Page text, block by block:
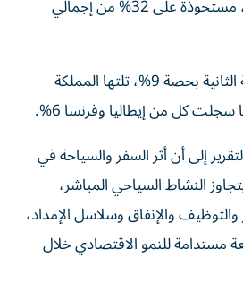
للمسافرين من الإمارات، مستحوذة على 32% من إجمالي
وجاءت عُمان في المرتبة الثانية بحصة 9%، تلتها المملكة
إلى أن أثر السفر والسياحة في
النشاط السياحي المباشر،
والإنفاق وسلاسل الإمداد،
مستدامة للنمو الاقتصادي خلال